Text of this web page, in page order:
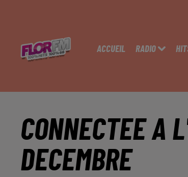
ACCUEIL RADIO
CONNECTEE A
DECEMBRE